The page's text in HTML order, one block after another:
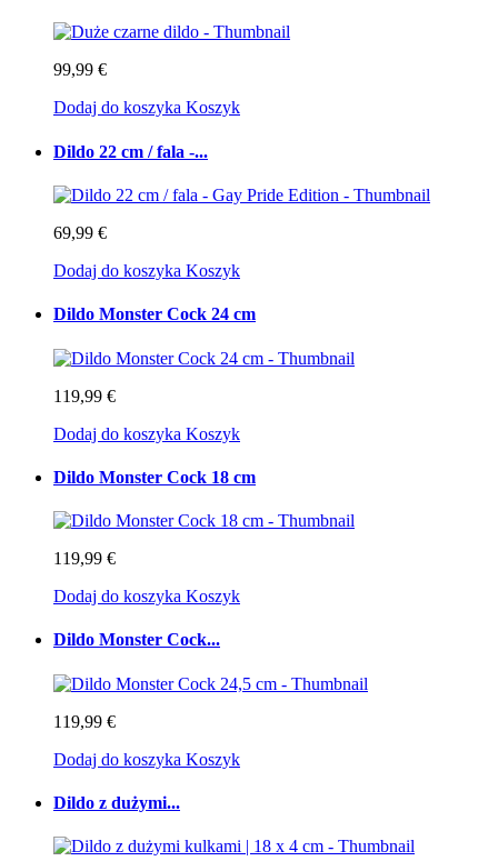
99,99 €
Dodaj do koszyka Koszyk
Dildo 22 cm / fala -...
69,99 €
Dodaj do koszyka Koszyk
Dildo Monster Cock 24 cm
119,99 €
Dodaj do koszyka Koszyk
Dildo Monster Cock 18 cm
119,99 €
Dodaj do koszyka Koszyk
Dildo Monster Cock...
119,99 €
Dodaj do koszyka Koszyk
Dildo z dużymi...